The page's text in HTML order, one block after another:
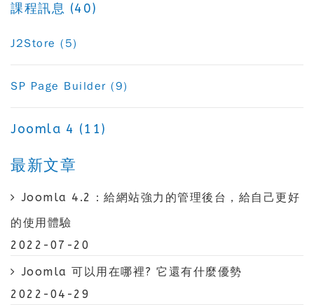
課程訊息 (40)
J2Store (5)
SP Page Builder (9)
Joomla 4 (11)
最新文章
Joomla 4.2：給網站強力的管理後台，給自己更好
的使用體驗
2022-07-20
Joomla 可以用在哪裡? 它還有什麼優勢
2022-04-29